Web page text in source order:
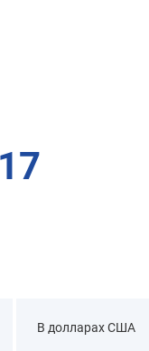
ORD
В долларах США